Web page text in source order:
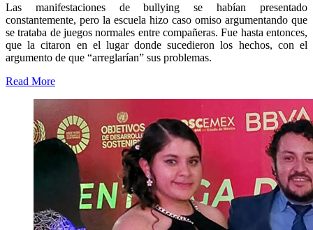
Las manifestaciones de bullying se habían presentado
constantemente, pero la escuela hizo caso omiso argumentando que
se trataba de juegos normales entre compañeras. Fue hasta entonces,
que la citaron en el lugar donde sucedieron los hechos, con el
argumento de que “arreglarían” sus problemas.
Read More